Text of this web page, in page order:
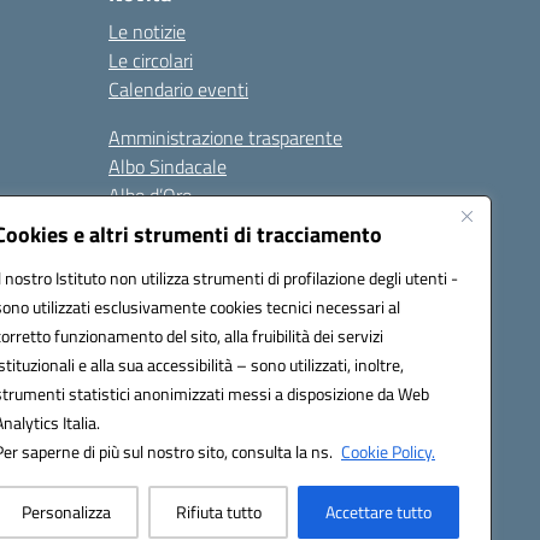
e altri strumenti di tracciamento
nostro Istituto non utilizza strumenti di profilazione degli utenti -
utilizzati esclusivamente cookies tecnici necessari al
funzionamento del sito, alla fruibilità dei servizi
e alla sua accessibilità – sono utilizzati, inoltre,
statistici anonimizzati messi a disposizione da Web
Italia.
saperne di più sul nostro sito, consulta la ns. Cookie Policy.
Personalizza Rifiuta tutto Accettare tutto
Le notizie
Le circolari
Calendario eventi
Amministrazione trasparente
Albo Sindacale
Albo d’Oro
Sicurezza
Erasmus
Seguici su: